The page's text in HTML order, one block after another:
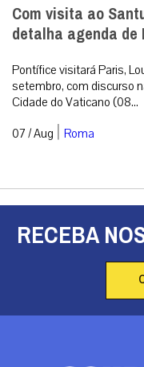
Com visita ao
detalha agenda de
Pontífice visitará Paris,
setembro, com discurso
Cidade do Vaticano (08...
07 / Aug | Roma
RECEBA